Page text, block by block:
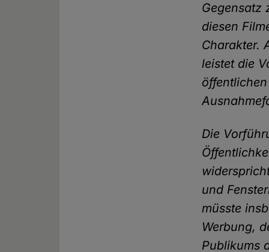
Gegensatz
diesen
Charakter.
leistet die
Die
und
müsste
Werbung,
Publikums